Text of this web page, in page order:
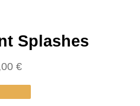
Splashes
€